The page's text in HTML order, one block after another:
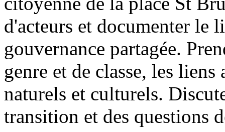
d'acteurs et documenter le
gouvernance partagée.
genre et de classe, les
naturels et culturels.
transition et des questions